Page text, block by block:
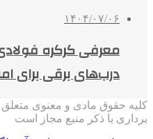
۱۴۰۴/۰۷/۰۶
درب‌های برقی برای
کلیه حقوق مادی و معنوی
برداری با ذکر منبع مجاز است